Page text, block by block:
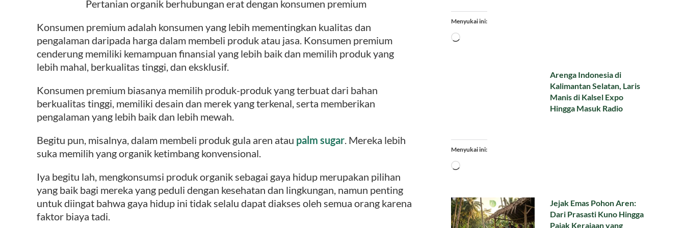
Pertanian organik berhubungan erat dengan konsumen premium
Konsumen premium adalah konsumen yang lebih mementingkan kualitas dan
pengalaman daripada harga dalam membeli produk atau jasa. Konsumen premium
cenderung memiliki kemampuan finansial yang lebih baik dan memilih produk yang
lebih mahal, berkualitas tinggi, dan eksklusif.
Konsumen premium biasanya memilih produk-produk yang terbuat dari bahan
berkualitas tinggi, memiliki desain dan merek yang terkenal, serta memberikan
pengalaman yang lebih baik dan lebih mewah.
Begitu pun, misalnya, dalam membeli produk gula aren atau palm sugar. Mereka lebih
suka memilih yang organik ketimbang konvensional.
Iya begitu lah, mengkonsumsi produk organik sebagai gaya hidup merupakan pilihan
yang baik bagi mereka yang peduli dengan kesehatan dan lingkungan, namun penting
untuk diingat bahwa gaya hidup ini tidak selalu dapat diakses oleh semua orang karena
faktor biaya tadi.
Menyukai ini:
Memuat...
Arenga Indonesia di
Kalimantan Selatan, Laris
Manis di Kalsel Expo
Hingga Masuk Radio
Menyukai ini:
Memuat...
Jejak Emas Pohon Aren:
Dari Prasasti Kuno Hingga
Pajak Kerajaan yang